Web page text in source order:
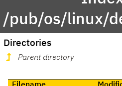
/pub/os/linux/
Directories
Parent directory